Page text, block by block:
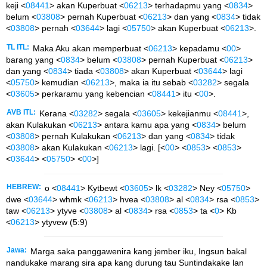
keji <08441> akan Kuperbuat <06213> terhadapmu yang <0834>
belum <03808> pernah Kuperbuat <06213> dan yang <0834> tidak
<03808> pernah <03644> lagi <05750> akan Kuperbuat <06213>.
TL ITL: Maka Aku akan memperbuat <06213> kepadamu <00>
barang yang <0834> belum <03808> pernah Kuperbuat <06213>
dan yang <0834> tiada <03808> akan Kuperbuat <03644> lagi
<05750> kemudian <06213>, maka ia itu sebab <03282> segala
<03605> perkaramu yang kebencian <08441> itu <00>.
AVB ITL: Kerana <03282> segala <03605> kekejianmu <08441>,
akan Kulakukan <06213> antara kamu apa yang <0834> belum
<03808> pernah Kulakukan <06213> dan yang <0834> tidak
<03808> akan Kulakukan <06213> lagi. [<00> <0853> <0853>
<03644> <05750> <00>]
HEBREW: o <08441> Kytbewt <03605> lk <03282> Ney <05750>
dwe <03644> whmk <06213> hvea <03808> al <0834> rsa <0853>
taw <06213> ytyve <03808> al <0834> rsa <0853> ta <0> Kb
<06213> ytyvew (5:9)
Jawa:
Marga saka panggawenira kang jember iku, Ingsun bakal
nandukake marang sira apa kang durung tau Suntindakake lan